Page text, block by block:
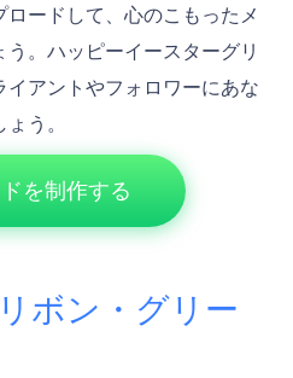
ードして、心のこもったメ
。ハッピーイースターグリ
アントやフォロワーにあな
う。
を制作する
ボン・グリー